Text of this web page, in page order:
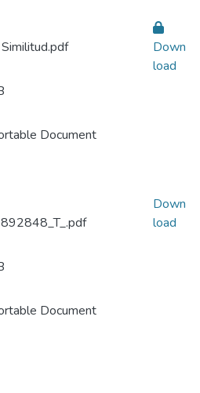
Document
Down
load
Document
Down
load